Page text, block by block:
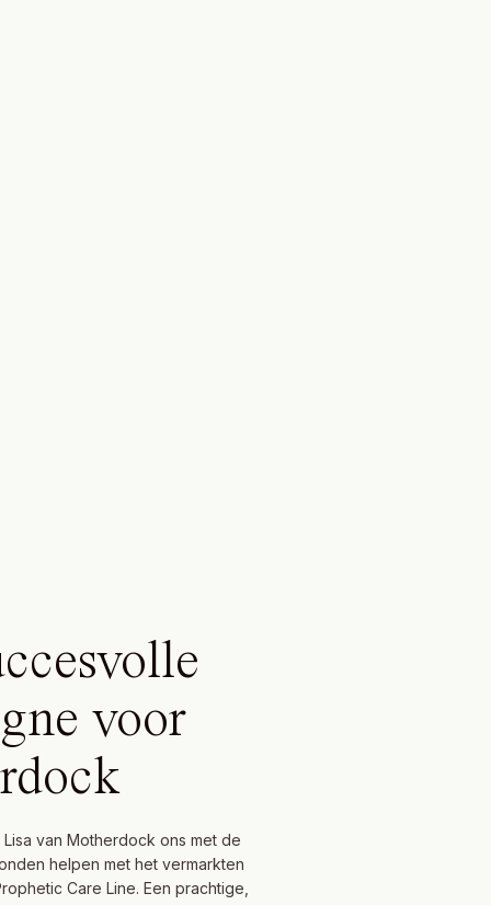
voor
van Motherdock ons met de
helpen met het vermarkten
Care Line. Een prachtige,